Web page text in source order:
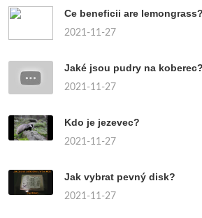
Ce beneficii are lemongrass?
2021-11-27
Jaké jsou pudry na koberec?
2021-11-27
Kdo je jezevec?
2021-11-27
Jak vybrat pevný disk?
2021-11-27